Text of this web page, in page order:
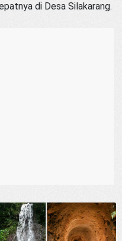
di Desa Silakarang.